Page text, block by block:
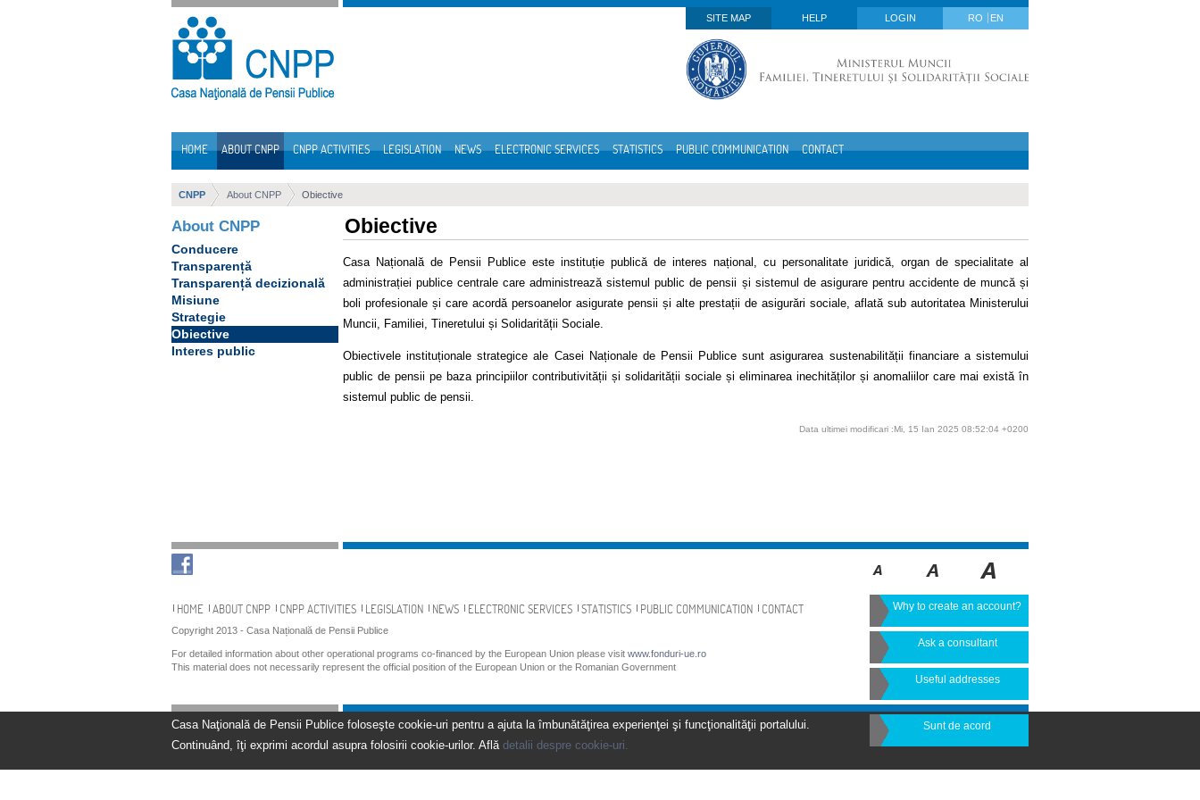
Skip to Content
SITE MAP
HELP LOGIN RO EN
HOME ABOUT CNPP CNPP ACTIVITIES LEGISLATION NEWS ELECTRONIC SERVICES STATISTICS PUBLIC COMMUNICATION CONTACT
CNPP About CNPP Obiective
About CNPP
Conducere
Transparență
Transparență decizională
Misiune
Strategie
Obiective
Interes public
Obiective
Casa Națională de Pensii Publice este instituție publică de interes național, cu personalitate juridică, organ de specialitate al
administrației publice centrale care administrează sistemul public de pensii și sistemul de asigurare pentru accidente de muncă și
boli profesionale și care acordă persoanelor asigurate pensii și alte prestații de asigurări sociale, aflată sub autoritatea Ministerului
Muncii, Familiei, Tineretului și Solidarității Sociale.
Obiectivele instituționale strategice ale Casei Naționale de Pensii Publice sunt asigurarea sustenabilității financiare a sistemului
public de pensii pe baza principiilor contributivității și solidarității sociale și eliminarea inechităților și anomaliilor care mai există în
sistemul public de pensii.
Data ultimei modificari :Mi, 15 Ian 2025 08:52:04 +0200
Navigation
HOME ABOUT CNPP CNPP ACTIVITIES LEGISLATION NEWS ELECTRONIC SERVICES STATISTICS PUBLIC COMMUNICATION CONTACT
Copyright 2013 - Casa Națională de Pensii Publice
For detailed information about other operational programs co-financed by the European Union please visit www.fonduri-ue.ro
This material does not necessarily represent the official position of the European Union or the Romanian Government
Why to create an account?
Ask a consultant
Useful addresses
Casa Naţională de Pensii Publice foloseşte cookie-uri pentru a ajuta la îmbunătăţirea experienţei şi funcţionalităţii portalului.
Continuând, îţi exprimi acordul asupra folosirii cookie-urilor. Află detalii despre cookie-uri.
Sunt de acord